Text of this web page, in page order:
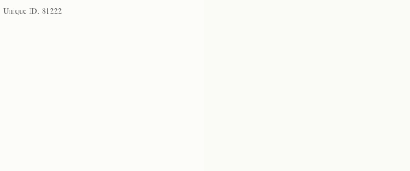
Unique ID: 81222